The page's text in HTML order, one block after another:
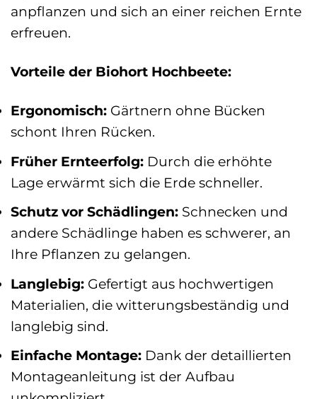
anpflanzen und sich an einer reichen Ernte
erfreuen.
Vorteile der Biohort Hochbeete:
Ergonomisch: Gärtnern ohne Bücken
schont Ihren Rücken.
Früher Ernteerfolg: Durch die erhöhte
Lage erwärmt sich die Erde schneller.
Schutz vor Schädlingen: Schnecken und
andere Schädlinge haben es schwerer, an
Ihre Pflanzen zu gelangen.
Langlebig: Gefertigt aus hochwertigen
Materialien, die witterungsbeständig und
langlebig sind.
Einfache Montage: Dank der detaillierten
Montageanleitung ist der Aufbau